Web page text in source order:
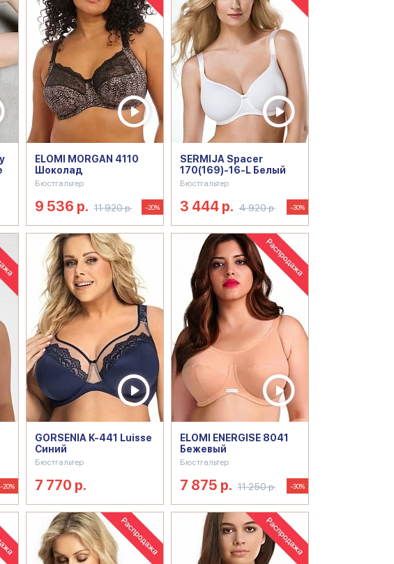
ELOMI MORGAN 4110
Шоколад
Бюстгальтер
9 536 р. 11 920 р. -20%
SERMIJA Spacer
170(169)-16-L Белый
Бюстгальтер
3 444 р. 4 920 р. -30%
-20%
GORSENIA K-441 Luisse
Синий
Бюстгальтер
7 770 р.
ELOMI ENERGISE 8041
Бежевый
Бюстгальтер
7 875 р. 11 250 р. -30%